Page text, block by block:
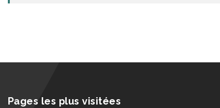
Pages les plus visitées